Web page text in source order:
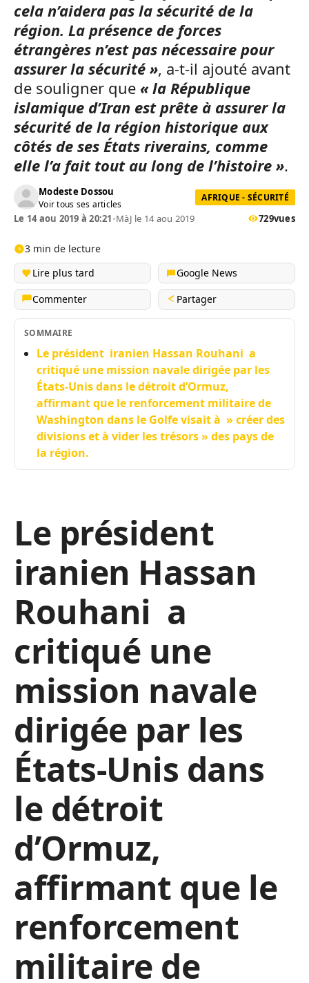
cela n’aidera pas la sécurité de la
région. La présence de forces
étrangères n’est pas nécessaire pour
assurer la sécurité », a-t-il ajouté avant
de souligner que « la République
islamique d’Iran est prête à assurer la
sécurité de la région historique aux
côtés de ses États riverains, comme
elle l’a fait tout au long de l’histoire ».
Modeste Dossou
Voir tous ses articles
AFRIQUE - SÉCURITÉ
Le 14 aou 2019 à 20:21•MàJ le 14 aou 2019 729vues
3 min de lecture
Lire plus tard
Google News
Commenter
Partager
SOMMAIRE
Le président iranien Hassan Rouhani a
critiqué une mission navale dirigée par les
États-Unis dans le détroit d’Ormuz,
affirmant que le renforcement militaire de
Washington dans le Golfe visait à » créer des
divisions et à vider les trésors » des pays de
la région.
Le président
iranien Hassan
Rouhani a
critiqué une
mission navale
dirigée par les
États-Unis dans
le détroit
d’Ormuz,
affirmant que le
renforcement
militaire de